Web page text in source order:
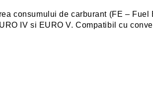
consumului de carburant (FE –
IV si EURO V. Compatibil cu